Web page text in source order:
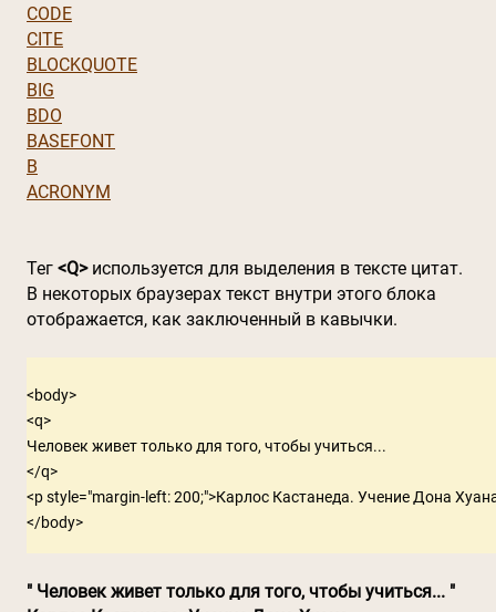
CODE
CITE
BLOCKQUOTE
BIG
BDO
BASEFONT
B
ACRONYM
Тег <Q>используется для выделения в тексте цитат.
В некоторых браузерах текст внутри этого блока
отображается, как заключенный в кавычки.
<body>
<q>
Человек живет только для того, чтобы учиться...
</q>
<p style="margin-left: 200;">Карлос Кастанеда. Учение Дона
Человек живет только для того, чтобы учиться...